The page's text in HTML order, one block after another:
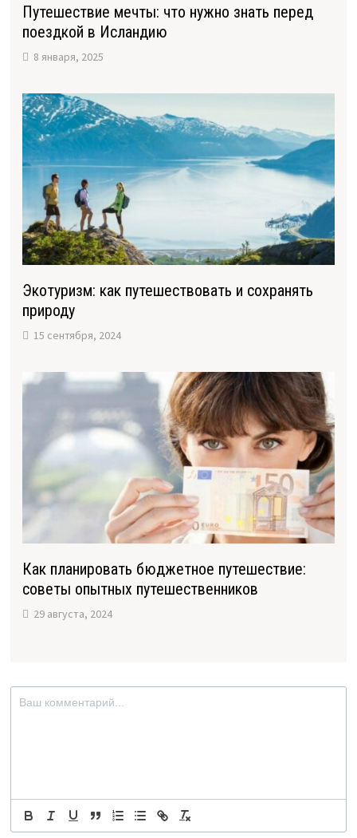
Путешествие мечты: что нужно знать перед
поездкой в Исландию
8 января, 2025
Экотуризм: как путешествовать и сохранять
природу
15 сентября, 2024
Как планировать бюджетное путешествие:
советы опытных путешественников
29 августа, 2024